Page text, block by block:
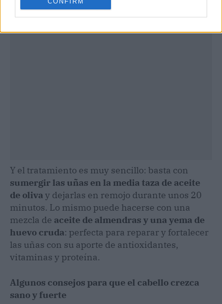
Publicidad
Y el tratamiento es muy sencillo: basta con
sumergir las uñas en la media taza de aceite
de oliva y dejarlas en remojo durante unos 20
minutos. Lo mismo puede hacerse con una
mezcla de aceite de almendras y una yema de
huevo cruda: perfecta para reparar y fortalecer
las uñas con su aporte de antioxidantes,
vitaminas y proteína.
Algunos consejos para que el cabello crezca
sano y fuerte